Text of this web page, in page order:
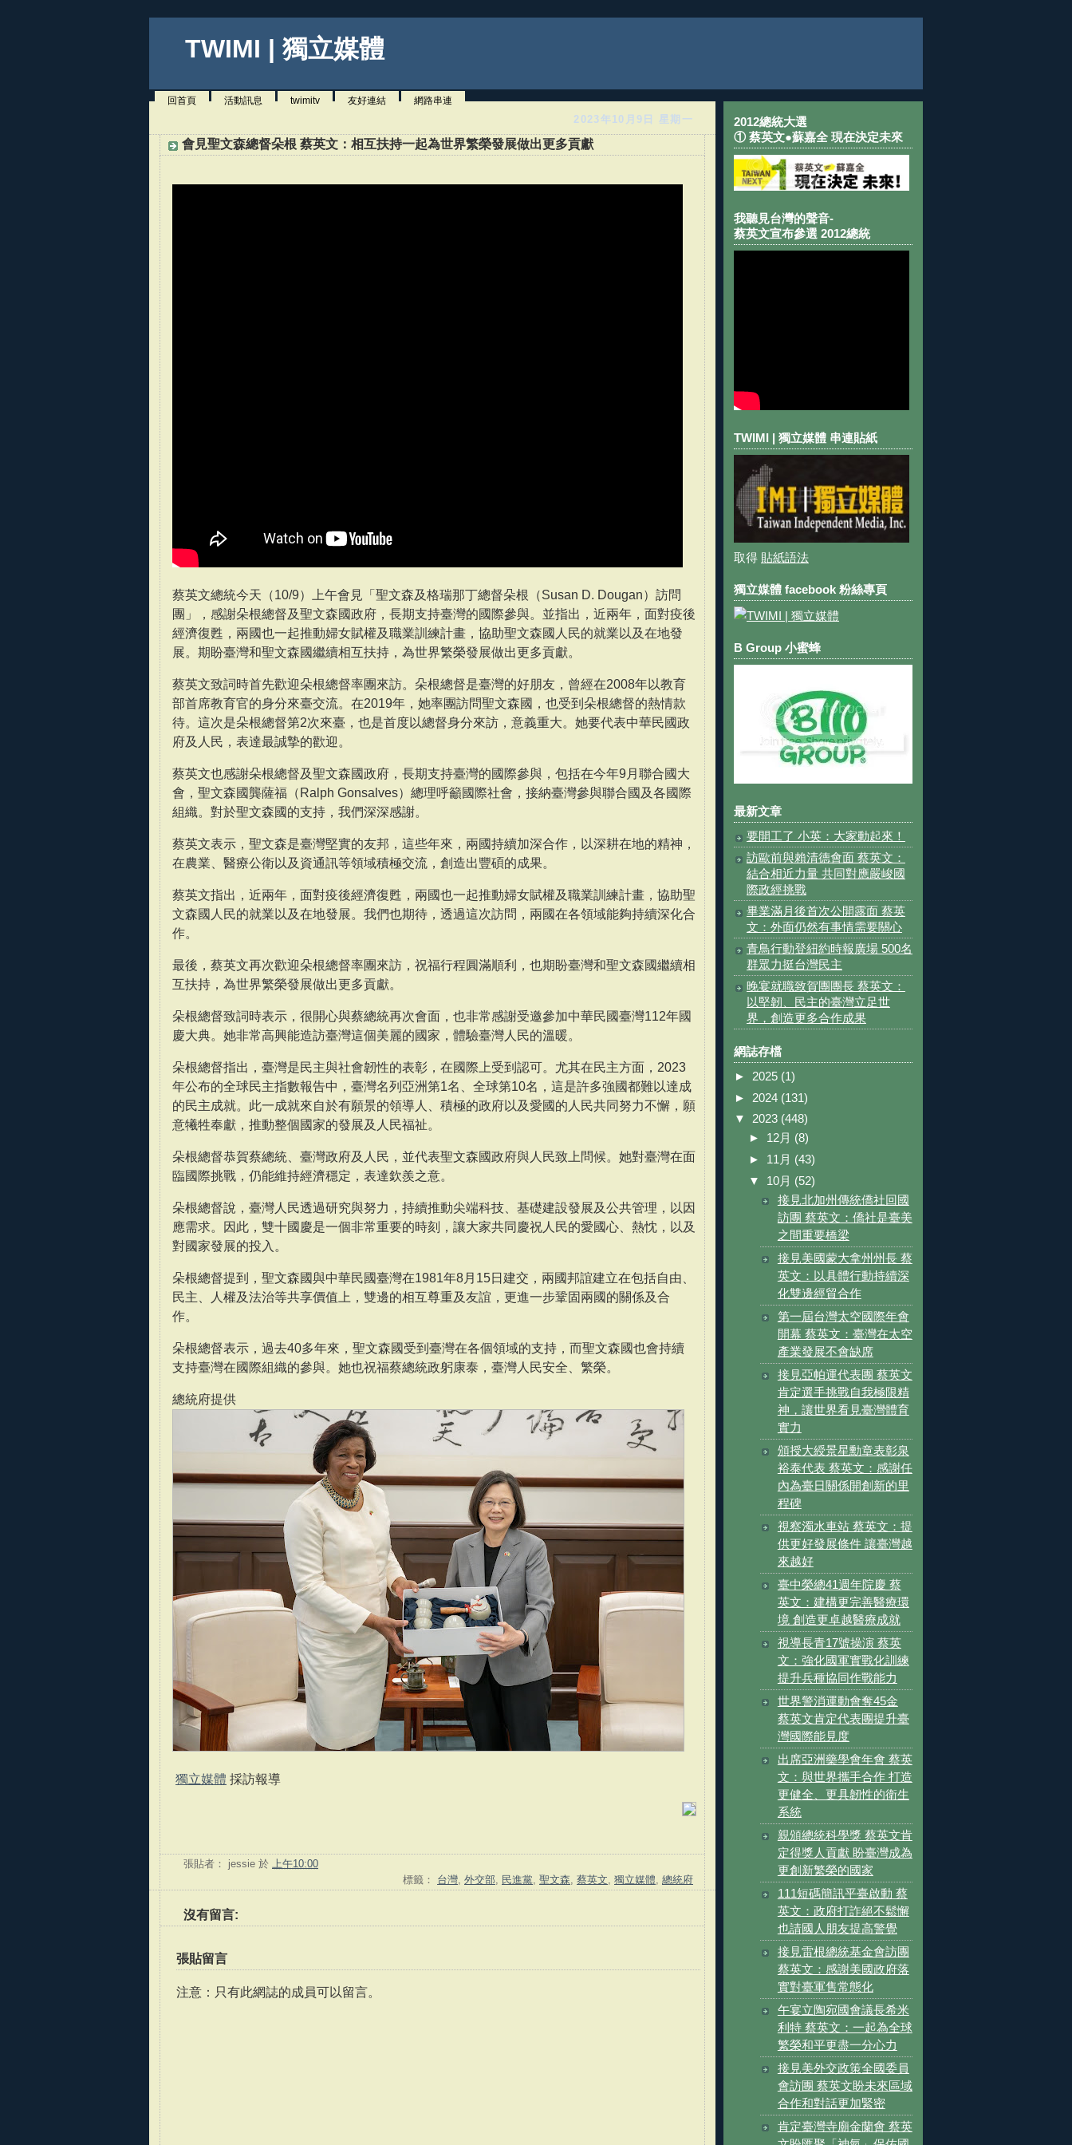
TWIMI | 獨立媒體
回首頁 活動訊息 twimitv 友好連結 網路串連
2023年10月9日 星期一
會見聖文森總督朵根 蔡英文：相互扶持一起為世界繁榮發展做出更多貢獻
蔡英文總統今天（10/9）上午會見「聖文森及格瑞那丁總督朵根（Susan D. Dougan）訪問
團」，感謝朵根總督及聖文森國政府，長期支持臺灣的國際參與。並指出，近兩年，面對疫後
經濟復甦，兩國也一起推動婦女賦權及職業訓練計畫，協助聖文森國人民的就業以及在地發
展。期盼臺灣和聖文森國繼續相互扶持，為世界繁榮發展做出更多貢獻。
蔡英文致詞時首先歡迎朵根總督率團來訪。朵根總督是臺灣的好朋友，曾經在2008年以教育
部首席教育官的身分來臺交流。在2019年，她率團訪問聖文森國，也受到朵根總督的熱情款
待。這次是朵根總督第2次來臺，也是首度以總督身分來訪，意義重大。她要代表中華民國政
府及人民，表達最誠摯的歡迎。
蔡英文也感謝朵根總督及聖文森國政府，長期支持臺灣的國際參與，包括在今年9月聯合國大
會，聖文森國龔薩福（Ralph Gonsalves）總理呼籲國際社會，接納臺灣參與聯合國及各國際
組織。對於聖文森國的支持，我們深深感謝。
蔡英文表示，聖文森是臺灣堅實的友邦，這些年來，兩國持續加深合作，以深耕在地的精神，
在農業、醫療公衛以及資通訊等領域積極交流，創造出豐碩的成果。
蔡英文指出，近兩年，面對疫後經濟復甦，兩國也一起推動婦女賦權及職業訓練計畫，協助聖
文森國人民的就業以及在地發展。我們也期待，透過這次訪問，兩國在各領域能夠持續深化合
作。
最後，蔡英文再次歡迎朵根總督率團來訪，祝福行程圓滿順利，也期盼臺灣和聖文森國繼續相
互扶持，為世界繁榮發展做出更多貢獻。
朵根總督致詞時表示，很開心與蔡總統再次會面，也非常感謝受邀參加中華民國臺灣112年國
慶大典。她非常高興能造訪臺灣這個美麗的國家，體驗臺灣人民的溫暖。
朵根總督指出，臺灣是民主與社會韌性的表彰，在國際上受到認可。尤其在民主方面，2023
年公布的全球民主指數報告中，臺灣名列亞洲第1名、全球第10名，這是許多強國都難以達成
的民主成就。此一成就來自於有願景的領導人、積極的政府以及愛國的人民共同努力不懈，願
意犧牲奉獻，推動整個國家的發展及人民福祉。
朵根總督恭賀蔡總統、臺灣政府及人民，並代表聖文森國政府與人民致上問候。她對臺灣在面
臨國際挑戰，仍能維持經濟穩定，表達欽羨之意。
朵根總督說，臺灣人民透過研究與努力，持續推動尖端科技、基礎建設發展及公共管理，以因
應需求。因此，雙十國慶是一個非常重要的時刻，讓大家共同慶祝人民的愛國心、熱忱，以及
對國家發展的投入。
朵根總督提到，聖文森國與中華民國臺灣在1981年8月15日建交，兩國邦誼建立在包括自由、
民主、人權及法治等共享價值上，雙邊的相互尊重及友誼，更進一步鞏固兩國的關係及合
作。
朵根總督表示，過去40多年來，聖文森國受到臺灣在各個領域的支持，而聖文森國也會持續
支持臺灣在國際組織的參與。她也祝福蔡總統政躬康泰，臺灣人民安全、繁榮。
總統府提供
獨立媒體 採訪報導
張貼者： jessie 於
上午10:00
標籤： 台灣 外交部 民進黨 聖文森 蔡英文 獨立媒體 總統府
沒有留言:
張貼留言
注意：只有此網誌的成員可以留言。
2012總統大選
① 蔡英文●蘇嘉全 現在決定未來
我聽見台灣的聲音-
蔡英文宣布參選 2012總統
TWIMI | 獨立媒體 串連貼紙
取得 貼紙語法
獨立媒體 facebook 粉絲專頁
B Group 小蜜蜂
最新文章
要開工了 小英：大家動起來！
訪歐前與賴清德會面 蔡英文：
結合相近力量 共同對應嚴峻國
際政經挑戰
畢業滿月後首次公開露面 蔡英
文：外面仍然有事情需要關心
青鳥行動登紐約時報廣場 500名
群眾力挺台灣民主
晚宴就職致賀團團長 蔡英文：
以堅韌、民主的臺灣立足世
界，創造更多合作成果
網誌存檔
► 2025 (1)
► 2024 (131)
▼ 2023 (448)
► 12月 (8)
► 11月 (43)
▼ 10月 (52)
接見北加州傳統僑社回國
訪團 蔡英文：僑社是臺美
之間重要橋梁
接見美國蒙大拿州州長 蔡
英文：以具體行動持續深
化雙邊經貿合作
第一屆台灣太空國際年會
開幕 蔡英文：臺灣在太空
產業發展不會缺席
接見亞帕運代表團 蔡英文
肯定選手挑戰自我極限精
神，讓世界看見臺灣體育
實力
頒授大綬景星勳章表彰泉
裕泰代表 蔡英文：感謝任
內為臺日關係開創新的里
程碑
視察濁水車站 蔡英文：提
供更好發展條件 讓臺灣越
來越好
臺中榮總41週年院慶 蔡
英文：建構更完善醫療環
境 創造更卓越醫療成就
視導長青17號操演 蔡英
文：強化國軍實戰化訓練
提升兵種協同作戰能力
世界警消運動會奪45金
蔡英文肯定代表團提升臺
灣國際能見度
出席亞洲藥學會年會 蔡英
文：與世界攜手合作 打造
更健全、更具韌性的衛生
系統
親頒總統科學獎 蔡英文肯
定得獎人貢獻 盼臺灣成為
更創新繁榮的國家
111短碼簡訊平臺啟動 蔡
英文：政府打詐絕不鬆懈
也請國人朋友提高警覺
接見雷根總統基金會訪團
蔡英文：感謝美國政府落
實對臺軍售常態化
午宴立陶宛國會議長希米
利特 蔡英文：一起為全球
繁榮和平更盡一分心力
接見美外交政策全國委員
會訪團 蔡英文盼未來區域
合作和對話更加緊密
肯定臺灣寺廟金蘭會 蔡英